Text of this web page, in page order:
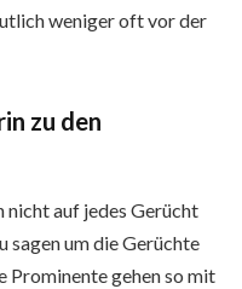
weniger oft vor der
zu den
nicht auf jedes Gerücht
sagen um die Gerüchte
Prominente gehen so mit